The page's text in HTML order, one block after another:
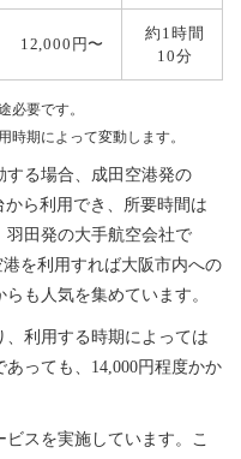
12,000円〜
約1時間
10分
必要です。
時期によって変動します。
する場合、成田空港発の
ら利用でき、所要時間は
羽田発の大手航空会社で
を利用すれば大阪市内への
も人気を集めています。
利用する時期によっては
っても、14,000円程度かか
スを実施しています。こ